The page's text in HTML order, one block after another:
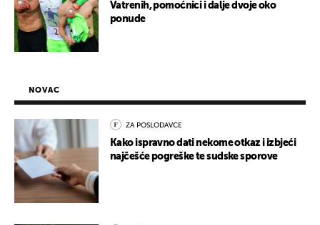
Vatrenih, pomoćnici i dalje dvoje oko
ponude
NOVAC
ZA POSLODAVCE
Kako ispravno dati nekome otkaz i izbjeći
najčešće pogreške te sudske sporove